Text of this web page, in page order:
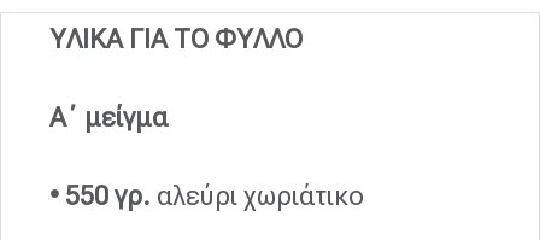
ΥΛΙΚΑ ΓΙΑ ΤΟ ΦΥΛΛΟ
Α΄ μείγμα
• 550 γρ. αλεύρι χωριάτικο